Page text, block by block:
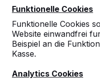
Funktionelle Cookies
Funktionelle Cookies
Website einwandfrei
Beispiel an die
Kasse.
Analytics Cookies